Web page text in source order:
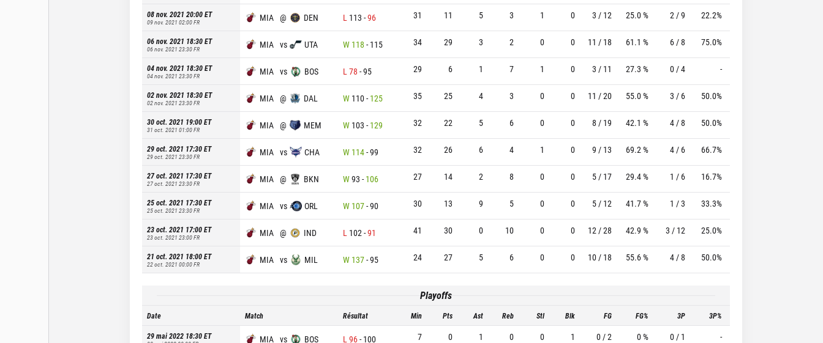
08 nov. 2021 20:00ET
09 nov. 2021 02:00FR MIA @ DEN L 113 -96 31 11 5 3 1 0 3 / 12 25.0 % 2 / 9 22.2%
06 nov. 2021 18:30ET
06 nov. 2021 23:30FR MIA vs UTA W 118 - 115 34 29 3 2 0 0 11 / 18 61.1 % 6 / 8 75.0%
04 nov. 2021 18:30ET
04 nov. 2021 23:30FR MIA vs BOS L 78 -95 29 6 1 7 1 0 3 / 11 27.3 % 0 / 4 -
02 nov. 2021 18:30ET
02 nov. 2021 23:30FR MIA @ DAL W 110- 125 35 25 4 3 0 0 11 / 20 55.0 % 3 / 6 50.0%
30 oct. 2021 19:00ET
31 oct. 2021 01:00FR MIA @ MEM W 103 - 129 32 22 5 6 0 0 8 / 19 42.1 % 4 / 8 50.0%
29 oct. 2021 17:30ET
29 oct. 2021 23:30FR MIA vs CHA W 114-99 32 26 6 4 1 0 9 / 13 69.2 % 4 / 6 66.7%
27 oct. 2021 17:30ET
27 oct. 2021 23:30FR MIA @ BKN W93 - 106 27 14 2 8 0 0 5 / 17 29.4 % 1 / 6 16.7%
25 oct. 2021 17:30ET
25 oct. 2021 23:30FR MIA vs ORL W 107-90 30 13 9 5 0 0 5 / 12 41.7 % 1 / 3 33.3%
23 oct. 2021 17:00ET
23 oct. 2021 23:00FR MIA @ IND L 102 -91 41 30 0 10 0 0 12 / 28 42.9 % 3 / 12 25.0%
21 oct. 2021 18:00ET
22 oct. 2021 00:00FR MIA vs MIL W 137-95 24 27 5 6 0 0 10 / 18 55.6 % 4 / 8 50.0%
Playoffs
Date Match Résultat Min Pts Ast Reb Stl Blk FG FG% 3P 3P%
29 mai 2022 18:30ET MIA vs BOS L 96- 100 7 0 1 0 0 1 0 / 2 0 % 0 / 1 -